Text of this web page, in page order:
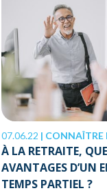
07.06.22 | CONNAÎTRE
À LA RETRAITE,
AVANTAGES D’UN
TEMPS PARTIEL ?